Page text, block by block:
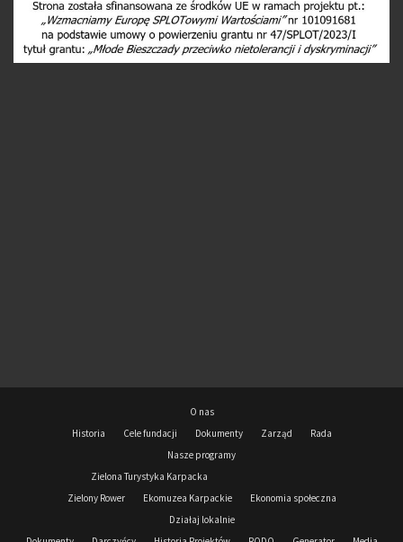
O nas
Historia
Cele fundacji Dokumenty Zarząd
Rada
Nasze programy
Zielona Turystyka Karpacka
Zielony Rower
Ekomuzea Karpackie
Ekonomia społeczna
Działaj lokalnie